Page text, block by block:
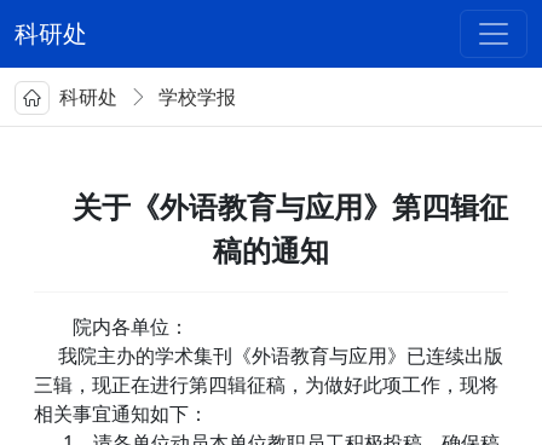
科研处
科研处 学校学报
关于《外语教育与应用》第四辑征
稿的通知
院内各单位：
我院主办的学术集刊《外语教育与应用》已连续出版
三辑，现正在进行第四辑征稿，为做好此项工作，现将
相关事宜通知如下：